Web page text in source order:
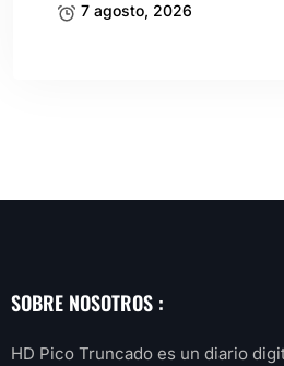
7 agosto, 2026
SOBRE NOSOTROS :
HD Pico Truncado es un diario